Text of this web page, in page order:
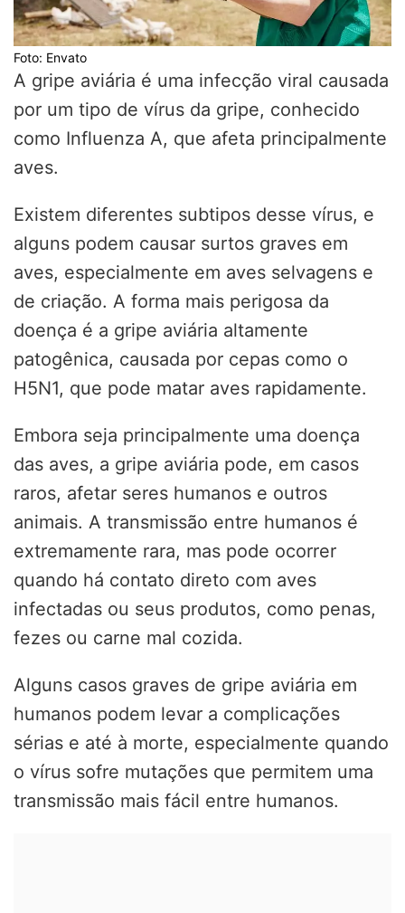
Foto: Envato
A gripe aviária é uma infecção viral causada
por um tipo de vírus da gripe, conhecido
como Influenza A, que afeta principalmente
aves.
Existem diferentes subtipos desse vírus, e
alguns podem causar surtos graves em
aves, especialmente em aves selvagens e
de criação. A forma mais perigosa da
doença é a gripe aviária altamente
patogênica, causada por cepas como o
H5N1, que pode matar aves rapidamente.
Embora seja principalmente uma doença
das aves, a gripe aviária pode, em casos
raros, afetar seres humanos e outros
animais. A transmissão entre humanos é
extremamente rara, mas pode ocorrer
quando há contato direto com aves
infectadas ou seus produtos, como penas,
fezes ou carne mal cozida.
Alguns casos graves de gripe aviária em
humanos podem levar a complicações
sérias e até à morte, especialmente quando
o vírus sofre mutações que permitem uma
transmissão mais fácil entre humanos.